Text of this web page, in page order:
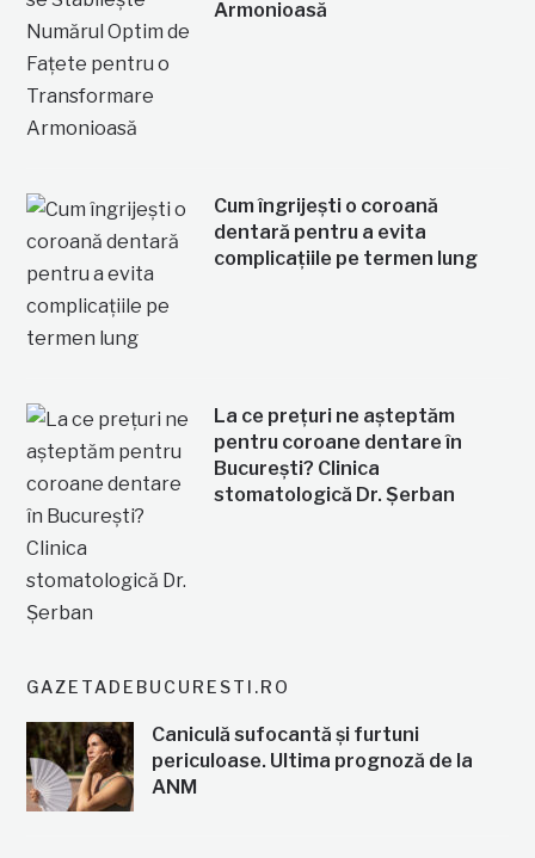
Armonioasă
Cum îngrijești o coroană
dentară pentru a evita
complicațiile pe termen lung
La ce prețuri ne așteptăm
pentru coroane dentare în
București? Clinica
stomatologică Dr. Șerban
GAZETADEBUCURESTI.RO
Caniculă sufocantă și furtuni
periculoase. Ultima prognoză de la
ANM